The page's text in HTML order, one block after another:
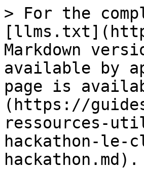
> For the
Markdown
available by
page is
(https://
ressources-
hackathon-le-
hackathon.md).